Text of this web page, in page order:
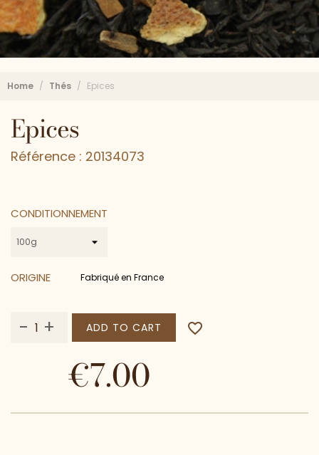
Home Thés Epices
Epices
Référence : 20134073
CONDITIONNEMENT
ORIGINE Fabriqué en France
- + ADD TO CART favorite_border
€7.00